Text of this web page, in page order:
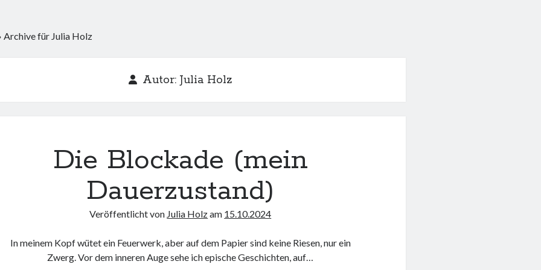
Archive für Julia Holz
Autor: Julia Holz
Die Blockade (mein
Dauerzustand)
Veröffentlicht von Julia Holzam 15.10.2024
In meinem Kopf wütet ein Feuerwerk, aber auf dem Papier sind keine Riesen, nur ein
Zwerg. Vor dem inneren Auge sehe ich epische Geschichten, auf…